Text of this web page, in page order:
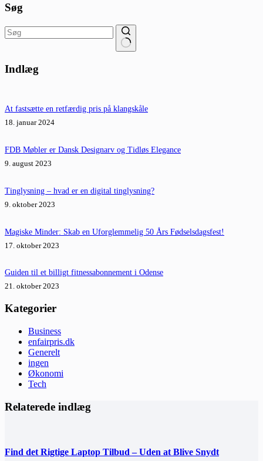
Søg
resultater
Indlæg
At fastsætte en retfærdig pris på klangskåle
18. januar 2024
FDB Møbler er Dansk Designarv og Tidløs Elegance
9. august 2023
Tinglysning – hvad er en digital tinglysning?
9. oktober 2023
Magiske Minder: Skab en Uforglemmelig 50 Års Fødselsdagsfest!
17. oktober 2023
Guiden til et billigt fitnessabonnement i Odense
21. oktober 2023
Kategorier
Business
enfairpris.dk
Generelt
ingen
Økonomi
Tech
Relaterede indlæg
Find det Rigtige Laptop Tilbud – Uden at Blive Snydt